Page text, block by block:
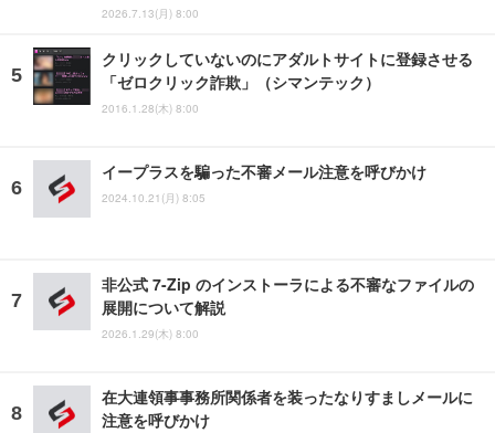
2026.7.13(月) 8:00
クリックしていないのにアダルトサイトに登録させる
「ゼロクリック詐欺」（シマンテック）
2016.1.28(木) 8:00
イープラスを騙った不審メール注意を呼びかけ
2024.10.21(月) 8:05
非公式 7-Zip のインストーラによる不審なファイルの
展開について解説
2026.1.29(木) 8:00
在大連領事事務所関係者を装ったなりすましメールに
注意を呼びかけ